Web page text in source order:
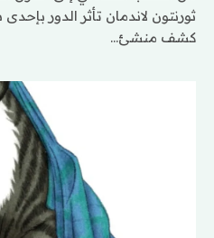
ثورنتون لاندمان تأثر الدور
كشف منشئ…